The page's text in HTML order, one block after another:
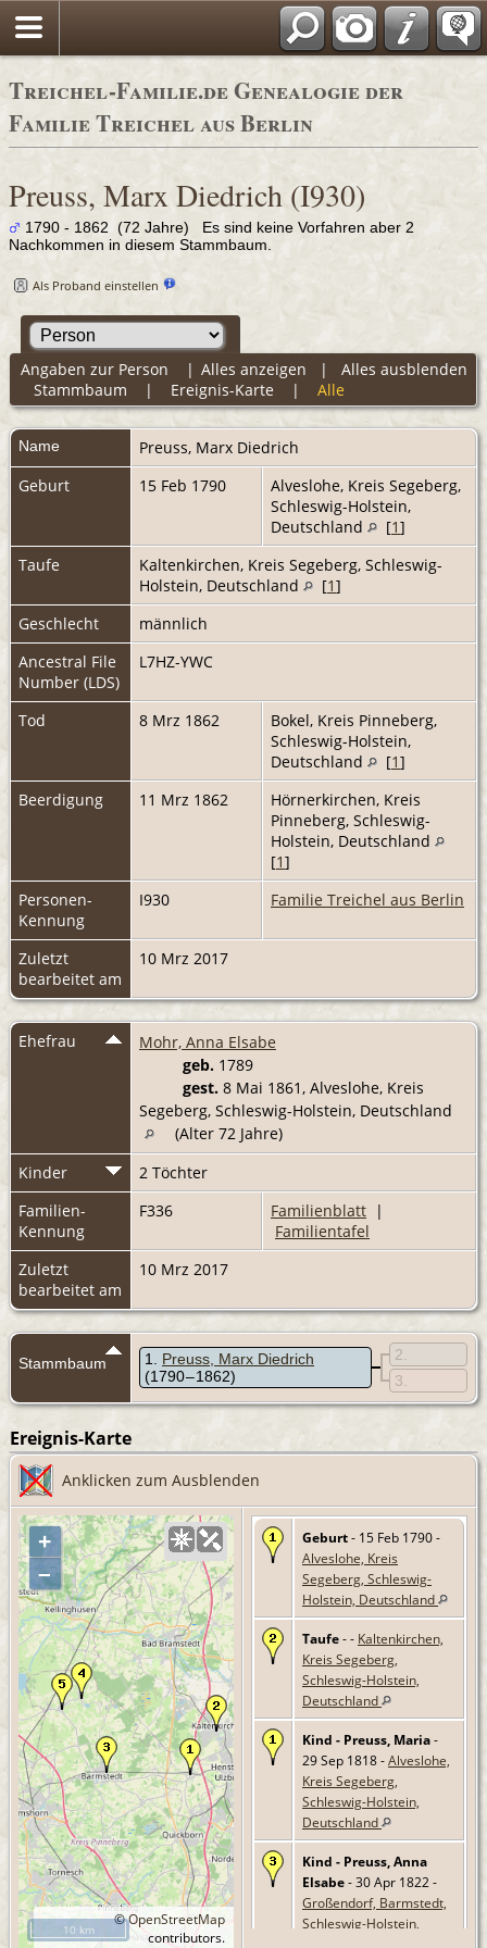
Adressbücher
Treichel-Familie.de Genealogie der
Familie Treichel aus Berlin
Preuss, Marx Diedrich (I930)
1790 - 1862 (72 Jahre) Es sind keine Vorfahren aber 2
Nachkommen in diesem Stammbaum.
Als Proband einstellen
Alles anzeigen | Alles ausblenden
Angaben zur Person |
Stammbaum | Ereignis-Karte | Alle
Name Preuss, Marx Diedrich
Geburt
15 Feb 1790
Alveslohe, Kreis Segeberg,
Schleswig-Holstein,
Deutschland
[1]
Taufe
Kaltenkirchen, Kreis Segeberg, Schleswig-
Holstein, Deutschland
[1]
Geschlecht
männlich
Ancestral File
Number (LDS)
L7HZ-YWC
Tod 8 Mrz 1862
Bokel, Kreis Pinneberg,
Schleswig-Holstein,
Deutschland
[1]
Beerdigung
11 Mrz 1862
Hörnerkirchen, Kreis
Pinneberg, Schleswig-
Holstein, Deutschland
[1]
Personen-
Kennung
I930 Familie Treichel aus Berlin
Zuletzt
bearbeitet am
10 Mrz 2017
Ehefrau
Mohr, Anna Elsabe
geb. 1789
gest. 8 Mai 1861, Alveslohe, Kreis
Segeberg, Schleswig-Holstein, Deutschland
(Alter 72 Jahre)
Kinder
2 Töchter
Familien-
Kennung
F336 Familienblatt |
Familientafel
Zuletzt
bearbeitet am
10 Mrz 2017
Stammbaum 1
Preuss, Marx Diedrich
(1790 – 1862)
2
3
Ereignis-Karte
Anklicken zum Ausblenden
+
–
©OpenStreetMap
contributors.
10 km
Geburt- 15 Feb 1790 -
Alveslohe, Kreis
Segeberg, Schleswig-
Holstein, Deutschland
Taufe- - Kaltenkirchen,
Kreis Segeberg,
Schleswig-Holstein,
Deutschland
Kind - Preuss, Maria-
29 Sep 1818 -Alveslohe,
Kreis Segeberg,
Schleswig-Holstein,
Deutschland
Kind - Preuss, Anna
Elsabe- 30 Apr 1822 -
Großendorf, Barmstedt,
Schleswig-Holstein,